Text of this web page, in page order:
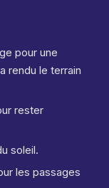
pour une
rendu le terrain
rester
soleil.
les passages